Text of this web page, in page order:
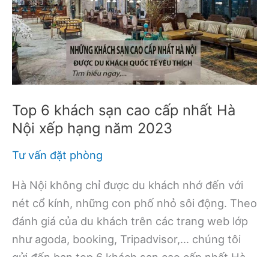
từ
3
sao
nên
ở
Top 6 khách sạn cao cấp nhất Hà
Nội xếp hạng năm 2023
Tư vấn đặt phòng
Hà Nội không chỉ được du khách nhớ đến với
nét cổ kính, những con phố nhỏ sôi động. Theo
đánh giá của du khách trên các trang web lớp
như agoda, booking, Tripadvisor,… chúng tôi